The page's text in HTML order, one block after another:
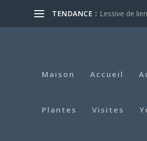
TENDANCE : Lessive de
Maison Accueil
Plantes Visites